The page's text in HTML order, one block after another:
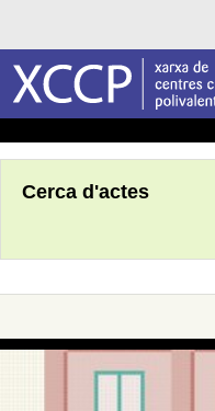
Cerca d'actes